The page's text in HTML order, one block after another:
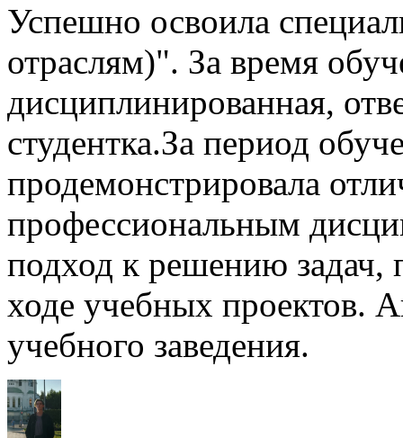
Успешно освоила
отраслям)". За время
дисциплинированная,
студентка.За период
продемонстрировала
профессиональным
подход к решению задач,
ходе учебных проектов.
учебного заведения.